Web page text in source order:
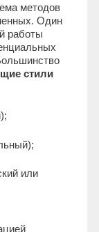
методов
Один
работы
стили
или